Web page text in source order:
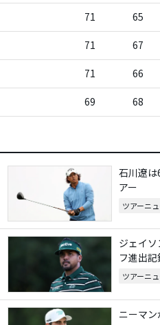
71 65
71 67
71 66
69 68
石川遼
アー
ツアーニ
ジェイ
フ進出記
ツアーニ
ニーマ